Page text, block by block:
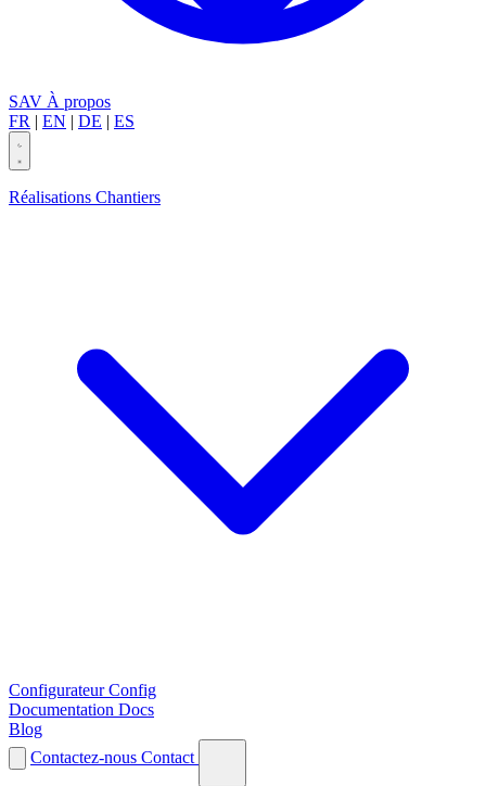
SAV À propos
FR | EN | DE | ES
Réalisations Chantiers
Configurateur Config
Documentation Docs
Blog
Contactez-nous Contact